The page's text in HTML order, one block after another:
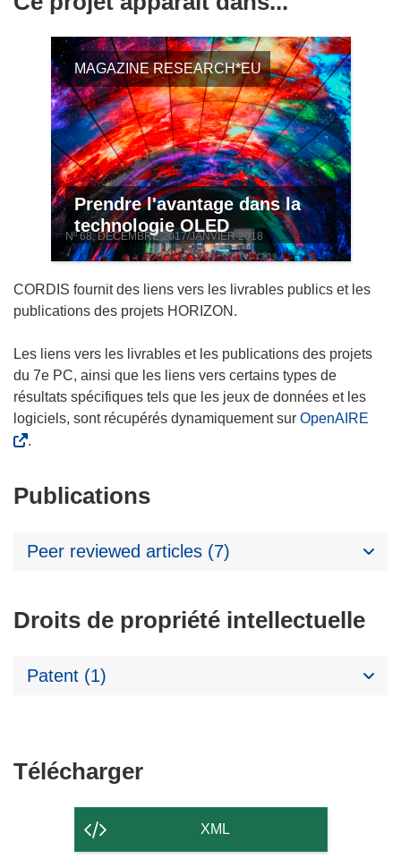
MAGAZINE RESEARCH*EU
Prendre l'avantage dans la
technologie OLED
Nº 68, DECEMBRE 2017/JANVIER 2018
CORDIS fournit des liens vers les livrables publics et les
publications des projets HORIZON.
Les liens vers les livrables et les publications des projets
du 7e PC, ainsi que les liens vers certains types de
résultats spécifiques tels que les jeux de données et les
logiciels, sont récupérés dynamiquement sur OpenAIRE
.
Publications
Peer reviewed articles (7)
Droits de propriété intellectuelle
Patent (1)
TéléchargerTélécharger
contenu
XML